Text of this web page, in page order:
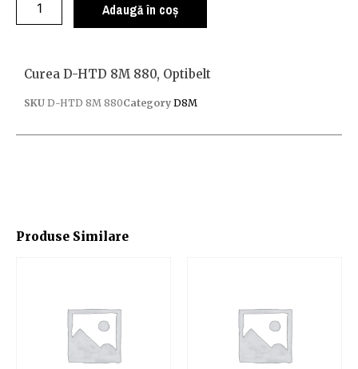
Adaugă în coș
Produse Similare
Curea D-HTD 8M 880, Optibelt
SKU D-HTD 8M 880Category D8M